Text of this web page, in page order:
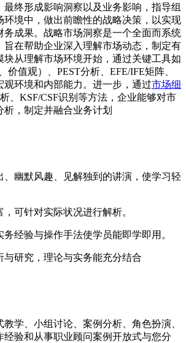
最终形成影响洞察以及业务影响，指导组
环境中，做出前瞻性的战略决策，以实现
务成果。战略市场洞察是一个全面而系统
旨在帮助企业深入理解市场动态，制定有
块从理解市场环境开始，通过关键工具如
值观）、PEST分析、EFE/IFE矩阵、
观环境和内部能力。进一步，通过市场细
析、KSF/CSF识别等方法，企业能够对市
，制定并融合业务计划
、幽默风趣、见解独到的讲演，使学习轻
可针对实际状况进行解析。
经验与操作手法使学员能即学即用。
与研究，理论与实务能充分结合
教学、小组讨论、案例分析、角色扮演、
经验和从事职业顾问案例开放式与您分